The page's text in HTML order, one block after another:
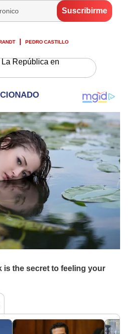
PEDRO CASTILLO
República en